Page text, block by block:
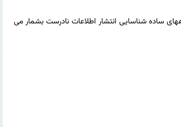
ساده شناسایی انتشار اطلاعات نادرست بشمار می